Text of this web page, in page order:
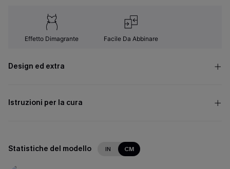
Effetto Dimagrante Facile Da Abbinare
Design ed extra
Istruzioni per la cura
Statistiche del modello IN CM